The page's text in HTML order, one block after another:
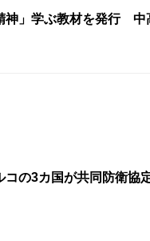
神」学ぶ教材を発行
コの3カ国が共同防衛協